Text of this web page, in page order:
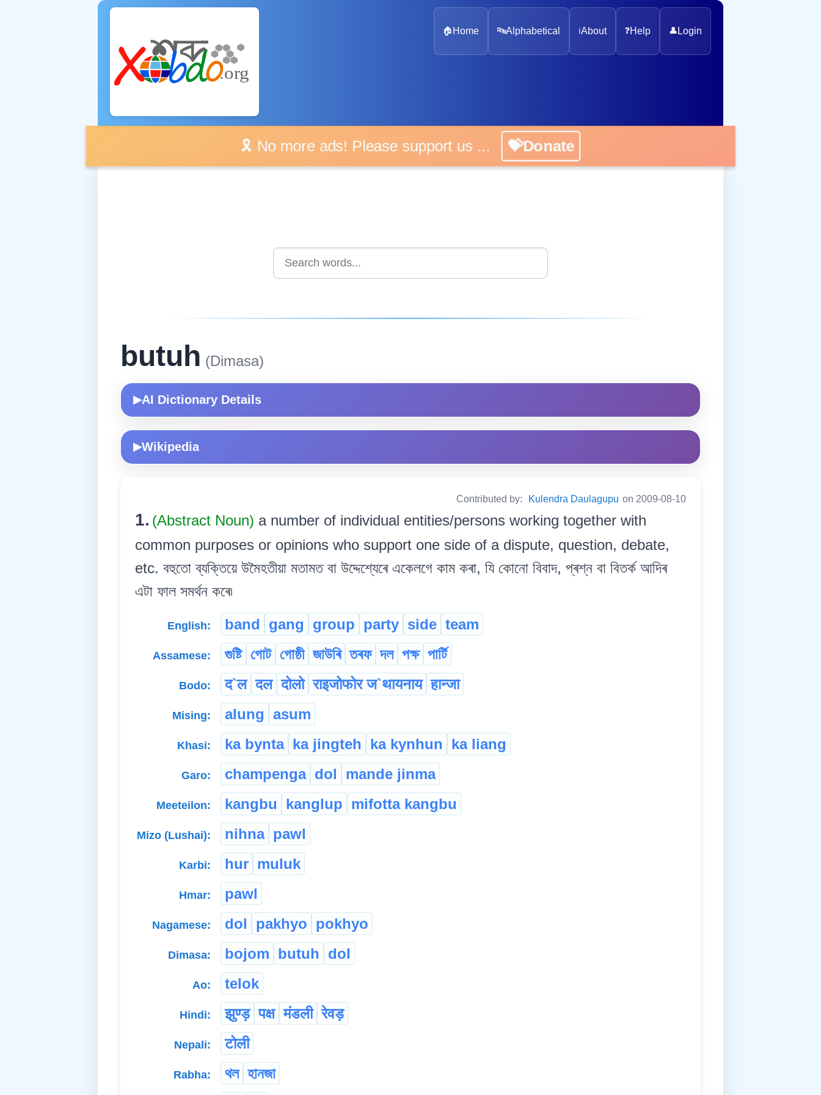
🏠 Home 🔤Alphabetical ℹ️About ❓Help 👤 Login
🎗️ No more ads! Please support us ... 💝Donate
butuh (Dimasa)
▶AI Dictionary Details
▶Wikipedia
Contributed by: Kulendra Daulagupu on 2009-08-10
1. (Abstract Noun) a number of individual entities/persons working together with
common purposes or opinions who support one side of a dispute, question, debate,
etc. বহুতো ব্যক্তিয়ে উমৈহতীয়া মতামত বা উদ্দেশ্যেৰে একেলগে কাম কৰা, যি কোনো বিবাদ, প্ৰশ্ন বা বিতৰ্ক আদিৰ
এটা ফাল সমৰ্থন কৰে৷
English: band gang group party side team
Assamese: গুষ্টি গোট গোষ্ঠী জাউৰি তৰফ দল পক্ষ পাৰ্টি
Bodo: द`ल दल दोलो राइजोफोर ज`थायनाय हान्जा
Mising: alung asum
Khasi: ka bynta ka jingteh ka kynhun ka liang
Garo: champenga dol mande jinma
Meeteilon: kangbu kanglup mifotta kangbu
Mizo (Lushai): nihna pawl
Karbi: hur muluk
Hmar: pawl
Nagamese: dol pakhyo pokhyo
Dimasa: bojom butuh dol
Ao: telok
Hindi: झुण्ड़ पक्ष मंडली रेवड़
Nepali: टोली
Rabha: থল হানজা